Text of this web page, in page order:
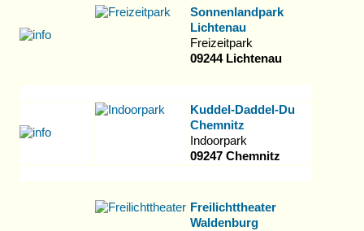
Sonnenlandpark
Lichtenau
Freizeitpark
09244 Lichtenau
Kuddel-Daddel-Du
Chemnitz
Indoorpark
09247 Chemnitz
Freilichttheater
Waldenburg